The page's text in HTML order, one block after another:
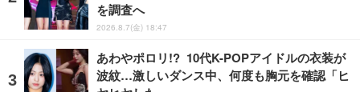
を調査へ
2026.8.7(金) 18:47
あわやポロリ!? 10代K-POPアイドルの衣装が
波紋…激しいダンス中、何度も胸元を確認「ヒ